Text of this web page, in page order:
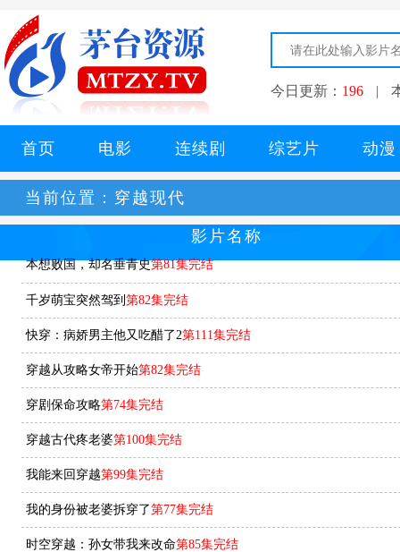
今日更新： 196 |
首页 电影 连续剧 综艺片 动漫
当前位置： 穿越现代
影片名称
本想败国，却名垂青史第81集完结
千岁萌宝突然驾到 第82集完结
快穿：病娇男主他又吃醋了2第111集完结
穿越从攻略女帝开始第82集完结
穿剧保命攻略第74集完结
穿越古代疼老婆第100集完结
我能来回穿越第99集完结
我的身份被老婆拆穿了第77集完结
时空穿越：孙女带我来改命第85集完结